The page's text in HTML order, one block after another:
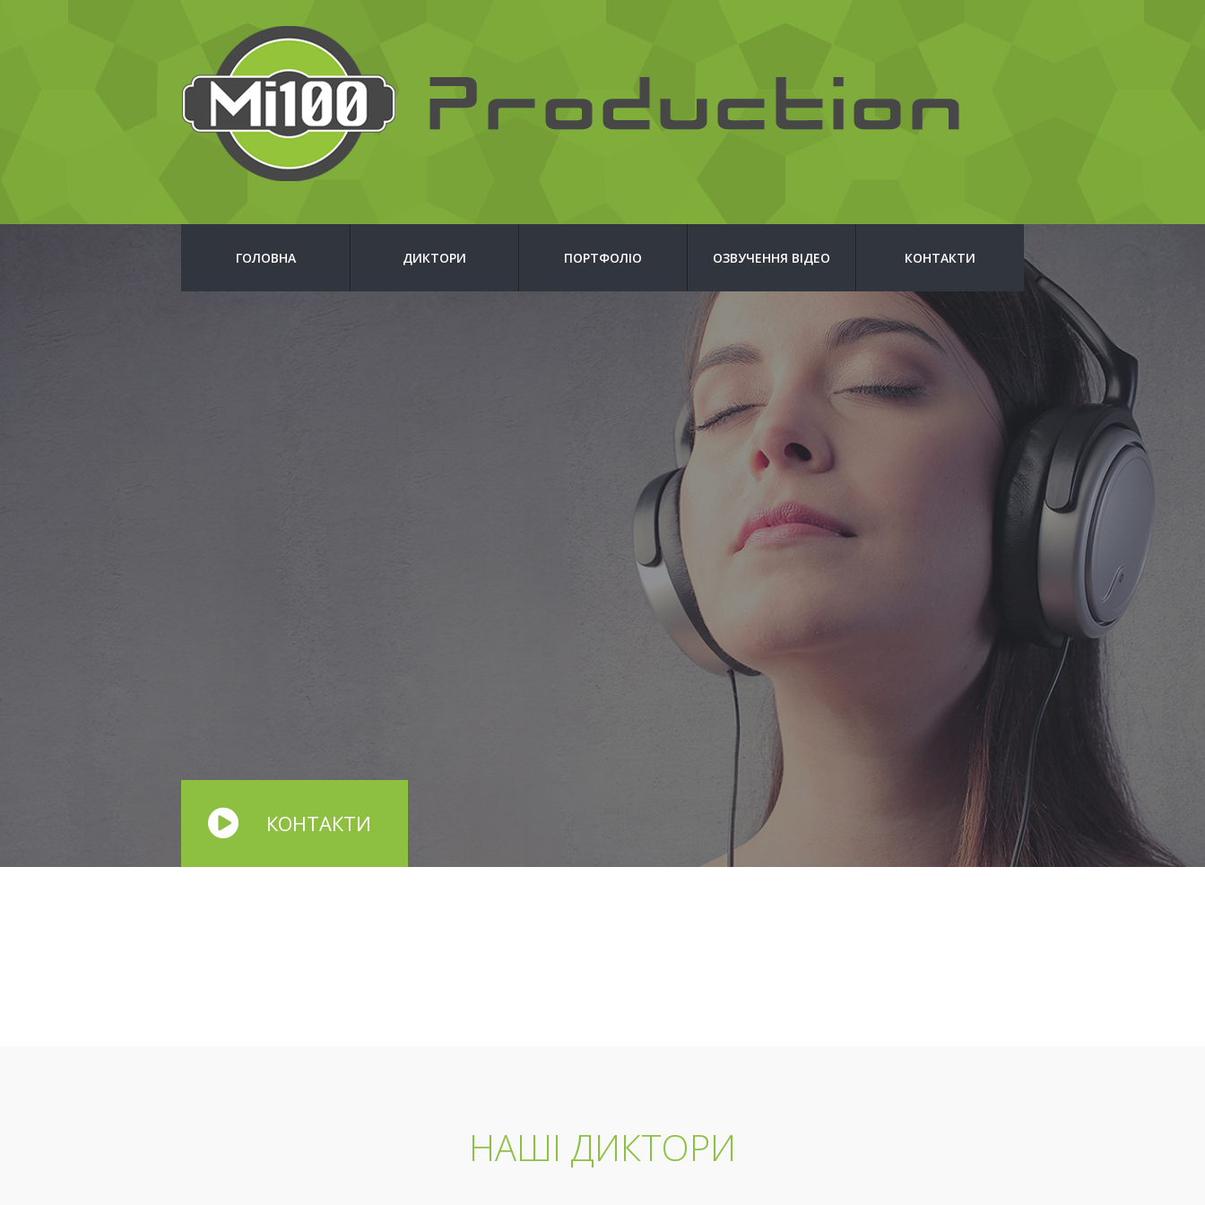
ГОЛОВНА ДИКТОРИ ПОРТФОЛІО ОЗВУЧЕННЯ ВІДЕО КОНТАКТИ
КОНТАКТИ
НАШІ ДИКТОРИ